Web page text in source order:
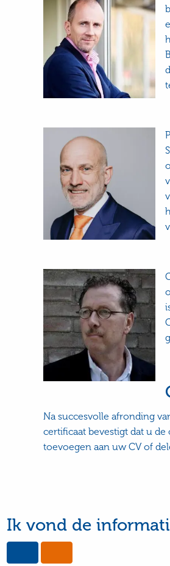
Na succesvolle afronding
certificaat bevestigt dat u
toevoegen aan uw CV of
Ik vond de